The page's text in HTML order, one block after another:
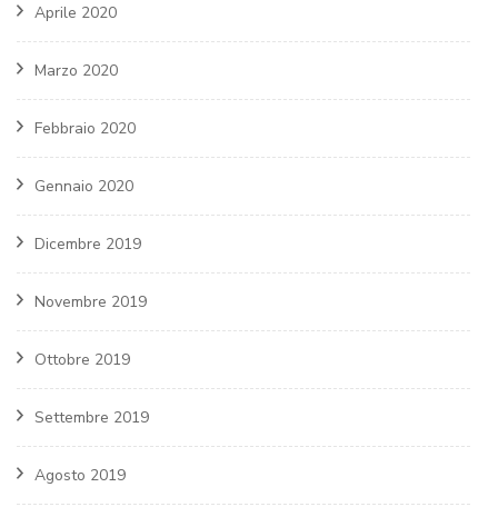
Aprile 2020
Marzo 2020
Febbraio 2020
Gennaio 2020
Dicembre 2019
Novembre 2019
Ottobre 2019
Settembre 2019
Agosto 2019